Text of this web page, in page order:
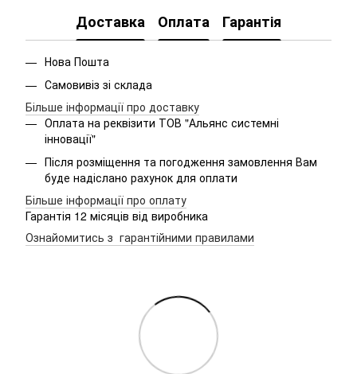
Доставка Оплата Гарантія
Нова Пошта
Самовивіз зі склада
Більше інформації про доставку
Оплата на реквізити ТОВ "Альянс системні
інновації"
Після розміщення та погодження замовлення Вам
буде надіслано рахунок для оплати
Більше інформації про оплату
Гарантія 12 місяців від виробника
Ознайомитись з гарантійними правилами